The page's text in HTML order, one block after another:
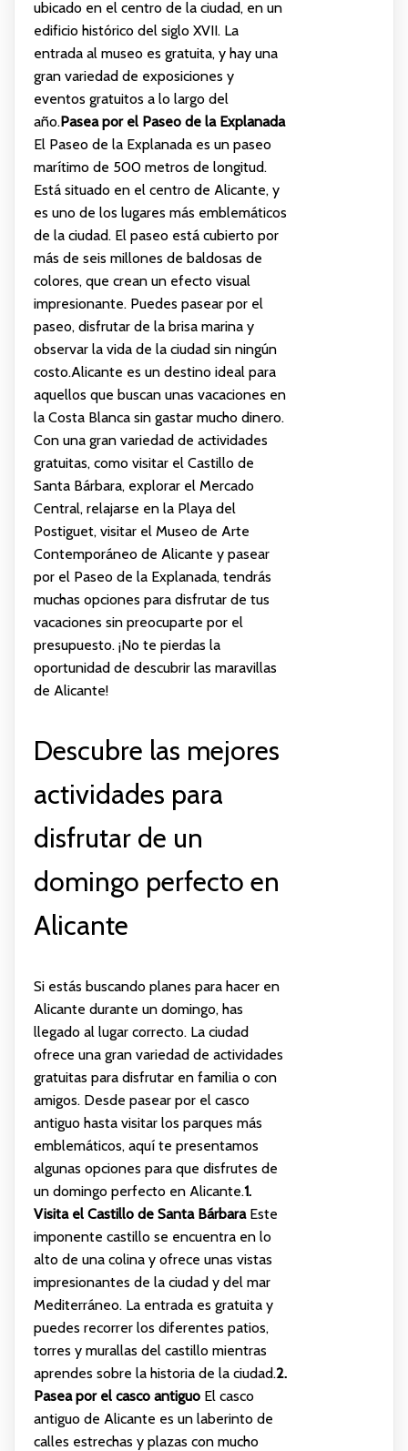
ubicado en el centro de la ciudad, en un
edificio histórico del siglo XVII. La
entrada al museo es gratuita, y hay una
gran variedad de exposiciones y
eventos gratuitos a lo largo del
año.Pasea por el Paseo de la Explanada
El Paseo de la Explanada es un paseo
marítimo de 500 metros de longitud.
Está situado en el centro de Alicante, y
es uno de los lugares más emblemáticos
de la ciudad. El paseo está cubierto por
más de seis millones de baldosas de
colores, que crean un efecto visual
impresionante. Puedes pasear por el
paseo, disfrutar de la brisa marina y
observar la vida de la ciudad sin ningún
costo.Alicante es un destino ideal para
aquellos que buscan unas vacaciones en
la Costa Blanca sin gastar mucho dinero.
Con una gran variedad de actividades
gratuitas, como visitar el Castillo de
Santa Bárbara, explorar el Mercado
Central, relajarse en la Playa del
Postiguet, visitar el Museo de Arte
Contemporáneo de Alicante y pasear
por el Paseo de la Explanada, tendrás
muchas opciones para disfrutar de tus
vacaciones sin preocuparte por el
presupuesto. ¡No te pierdas la
oportunidad de descubrir las maravillas
de Alicante!
Descubre las mejores
actividades para
disfrutar de un
domingo perfecto en
Alicante
Si estás buscando planes para hacer en
Alicante durante un domingo, has
llegado al lugar correcto. La ciudad
ofrece una gran variedad de actividades
gratuitas para disfrutar en familia o con
amigos. Desde pasear por el casco
antiguo hasta visitar los parques más
emblemáticos, aquí te presentamos
algunas opciones para que disfrutes de
un domingo perfecto en Alicante.1.
Visita el Castillo de Santa BárbaraEste
imponente castillo se encuentra en lo
alto de una colina y ofrece unas vistas
impresionantes de la ciudad y del mar
Mediterráneo. La entrada es gratuita y
puedes recorrer los diferentes patios,
torres y murallas del castillo mientras
aprendes sobre la historia de la ciudad.2.
Pasea por el casco antiguoEl casco
antiguo de Alicante es un laberinto de
calles estrechas y plazas con mucho